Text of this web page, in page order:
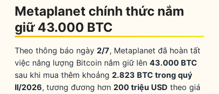
Metaplanet chính thức nắm
giữ 43.000 BTC
Theo thông báo ngày 2/7, Metaplanet đã hoàn tất
việc nâng lượng Bitcoin nắm giữ lên 43.000 BTC
sau khi mua thêm khoảng 2.823 BTC trong quý
II/2026, tương đương hơn 200 triệu USD theo giá